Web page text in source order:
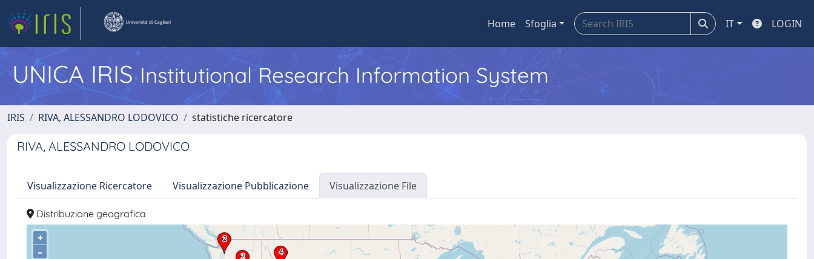
Home Sfoglia IT LOGIN
UNICA IRISInstitutional Research Information System
IRIS RIVA, ALESSANDRO LODOVICO statistiche ricercatore
RIVA, ALESSANDRO LODOVICO
Visualizzazione Ricercatore Visualizzazione Pubblicazione Visualizzazione File
Distribuzione geografica
+
–